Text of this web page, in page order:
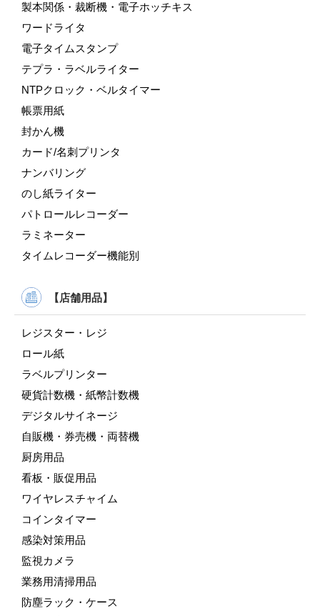
製本関係・裁断機・電子ホッチキス
ワードライタ
電子タイムスタンプ
テプラ・ラベルライター
NTPクロック・ベルタイマー
帳票用紙
封かん機
カード/名刺プリンタ
ナンバリング
のし紙ライター
パトロールレコーダー
ラミネーター
タイムレコーダー機能別
【店舗用品】
レジスター・レジ
ロール紙
ラベルプリンター
硬貨計数機・紙幣計数機
デジタルサイネージ
自販機・券売機・両替機
厨房用品
看板・販促用品
ワイヤレスチャイム
コインタイマー
感染対策用品
監視カメラ
業務用清掃用品
防塵ラック・ケース